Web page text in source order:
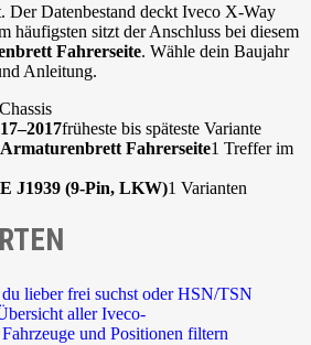
Der Datenbestand deckt Iveco X-Way
häufigsten sitzt der Anschluss bei diesem
Fahrerseite. Wähle dein Baujahr
Anleitung.
früheste bis späteste Variante
Fahrerseite1 Treffer im
J1939 (9-Pin, LKW)1 Varianten
lieber frei suchst oder HSN/TSN
aller Iveco-
und Positionen filtern